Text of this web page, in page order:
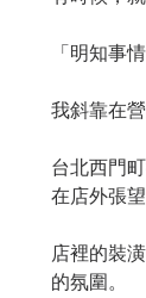
「明知事
我斜靠在
台北西門
在店外張
店裡的裝
的氛圍。